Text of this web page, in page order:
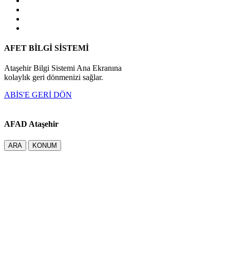
AFET BİLGİ SİSTEMİ
Ataşehir Bilgi Sistemi Ana Ekranına
kolaylık geri dönmenizi sağlar.
ABİS'E GERİ DÖN
AFAD Ataşehir
ARA KONUM